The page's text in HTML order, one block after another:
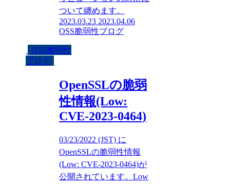
ついて纏めます。
2023.03.23 2023.04.06
OSS脆弱性ブログ
OSS脆弱性
ブログ
OpenSSLの脆弱
性情報(Low:
CVE-2023-0464)
03/23/2022 (JST) に
OpenSSLの脆弱性情報
(Low: CVE-2023-0464)が
公開されています。Low